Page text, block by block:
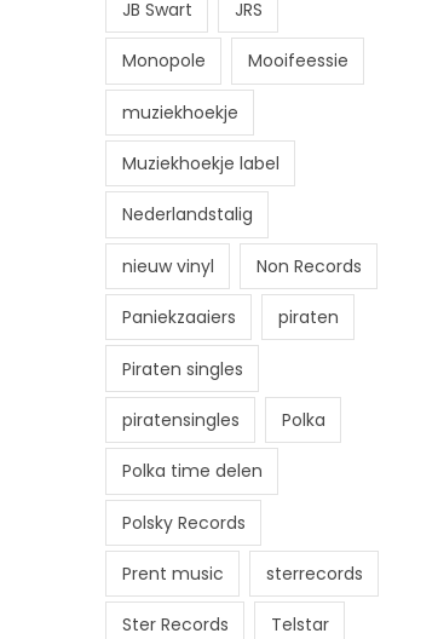
JB Swart JRS
Monopole Mooifeessie
muziekhoekje
Muziekhoekje label
Nederlandstalig
nieuw vinyl Non Records
Paniekzaaiers piraten
Piraten singles
piratensingles Polka
Polka time delen
Polsky Records
Prent music sterrecords
Ster Records Telstar